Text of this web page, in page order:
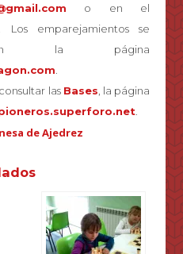
o en el
Los emparejamientos se
en la página
las Bases , la página
de Ajedrez